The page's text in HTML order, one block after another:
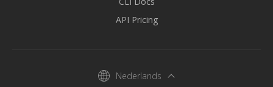
API Pricing
Nederlands